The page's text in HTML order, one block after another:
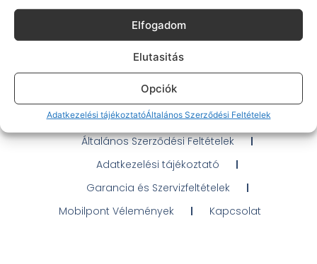
Elfogadom
Elutasitás
Opciók
Adatkezelési tájékoztatóÁltalános Szerződési Feltételek
Gyakran Ismételt Kérdések
Probléma jelentés / Elállás
OTP Áruhitel Tájékoztató
Klarna fizetési tájékoztató
Általános Szerződési Feltételek
Adatkezelési tájékoztató
Garancia és Szervizfeltételek
Mobilpont Vélemények
Kapcsolat